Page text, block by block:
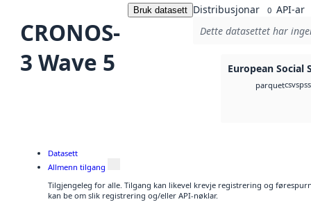
CRONOS-
3 Wave 5
Bruk datasett Distribusjonar 0 API-ar
Dette datasettet har
European Social
parquetcsv
Datasett
Allmenn tilgang
Tilgjengeleg for alle. Tilgang kan likevel krevje registrering og
kan be om slik registrering og/eller API-nøklar.